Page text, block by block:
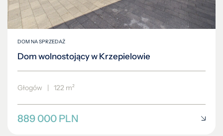
DOM NA SPRZEDAŻ
Dom wolnostojący w Krzepielowie
Głogów | 122 m²
889 000 PLN